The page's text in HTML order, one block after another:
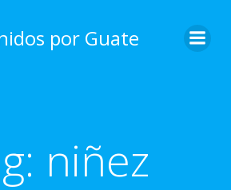
content
por Guate
niñez